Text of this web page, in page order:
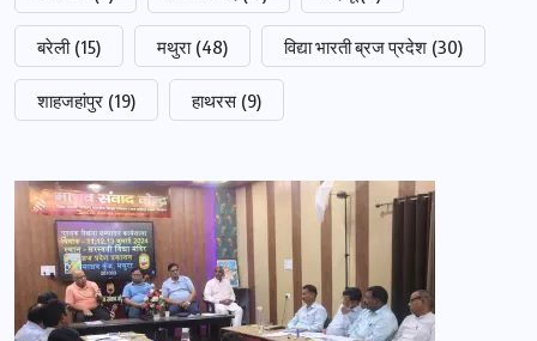
बरेली (15) मथुरा (48) विद्या भारती ब्रज प्रदेश (30)
शाहजहांपुर (19) हाथरस (9)